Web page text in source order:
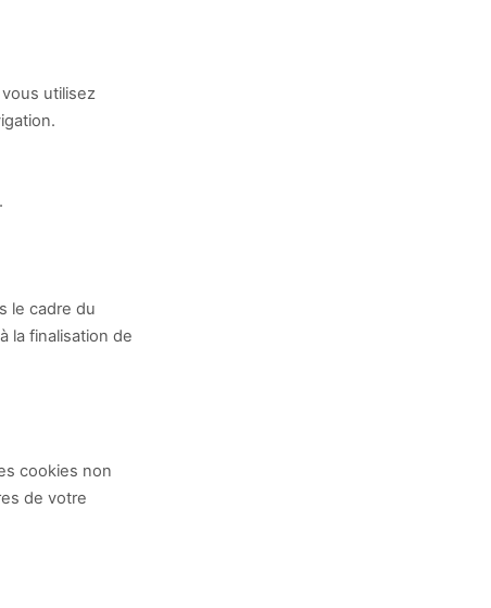
utilisez
.
le cadre du
la finalisation de
cookies non
de votre